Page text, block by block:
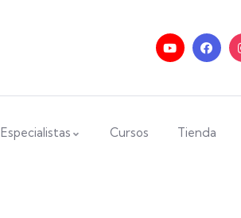
Especialistas Cursos Tienda